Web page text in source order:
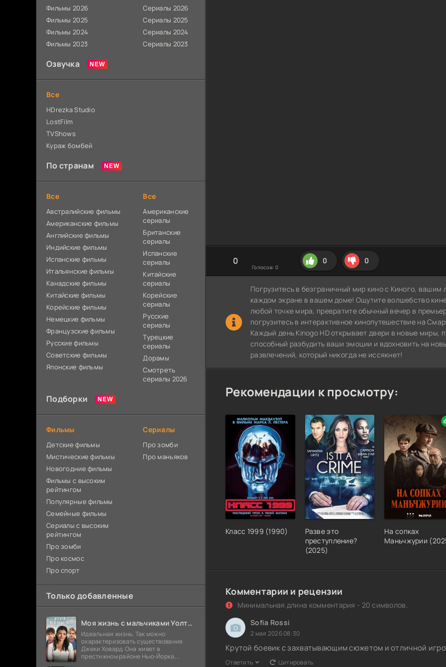
0
Голосов: 0
0 0
Погрузитесь в безграничный мир кино с Киного,
каждом экране в вашем доме! Ощутите волшебство
любой точке мира, превратите обычный вечер в
погрузитесь в интерактивное кинопутешествие на
Каждый день Kinogo HD открывает двери в новые
способный разбудить ваши эмоции и вдохновить на
развлечений, который никогда не иссякнет!
Рекомендации к просмотру:
Класс 1999 (1990)
Разве это
преступление?
(2025)
На сопках
Маньчжурии
Комментарии и рецензии
Минимальная длина комментария - 20 символов.
Sofia Rossi
2 мая 2026 08:30
Крутой боевик с захватывающим сюжетом и отличной
Ответить Цитировать
Фильмы 2026
Фильмы 2025
Фильмы 2024
Фильмы 2023
Сериалы 2026
Сериалы 2025
Сериалы 2024
Сериалы 2023
Озвучка
Все
HDrezka Studio
LostFilm
TVShows
Кураж бомбей
По странам
Все
Австралийские фильмы
Американские фильмы
Английские фильмы
Индийские фильмы
Испанские фильмы
Итальянские фильмы
Канадские фильмы
Китайские фильмы
Корейские фильмы
Немецкие фильмы
Французские фильмы
Русские фильмы
Советские фильмы
Японские фильмы
Все
Американские
сериалы
Британские
сериалы
Испанские
сериалы
Китайские
сериалы
Корейские
сериалы
Русские
сериалы
Турецкие
сериалы
Дорамы
Смотреть
сериалы 2026
Подборки
Фильмы
Детские фильмы
Мистические фильмы
Новогодние фильмы
Фильмы с высоким
рейтингом
Популярные фильмы
Семейные фильмы
Сериалы с высоким
рейтингом
Про зомби
Про космос
Про спорт
Сериалы
Про зомби
Про маньяков
Только добавленные
Моя жизнь с мальчиками Уолтер (2026)
Идеальная жизнь. Так можно
охарактеризовать существование
Джеки Ховард. Она живет в
престижном районе Нью-Йорка,